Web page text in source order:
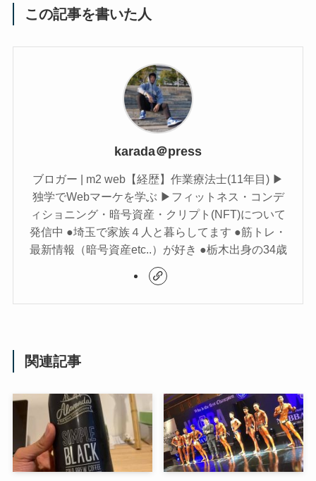
この記事を書いた人
karada＠press
ブロガー | m2 web【経歴】作業療法士(11年目) ▶︎
独学でWebマーケを学ぶ ▶︎フィットネス・コンデ
ィショニング・暗号資産・クリプト(NFT)について
発信中 ●埼玉で家族４人と暮らしてます ●筋トレ・
最新情報（暗号資産etc..）が好き ●栃木出身の34歳
関連記事